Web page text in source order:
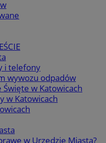
i telefony
wywozu odpadów
Święte w Katowicach
w Katowicach
w Urzędzie Miasta?